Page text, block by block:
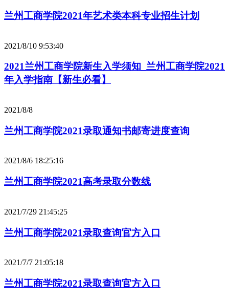
兰州工商学院2021年艺术类本科专业招生计划
2021/8/10 9:53:40
2021兰州工商学院新生入学须知_兰州工商学院2021
年入学指南【新生必看】
2021/8/8
兰州工商学院2021录取通知书邮寄进度查询
2021/8/6 18:25:16
兰州工商学院2021高考录取分数线
2021/7/29 21:45:25
兰州工商学院2021录取查询官方入口
2021/7/7 21:05:18
兰州工商学院2021录取查询官方入口